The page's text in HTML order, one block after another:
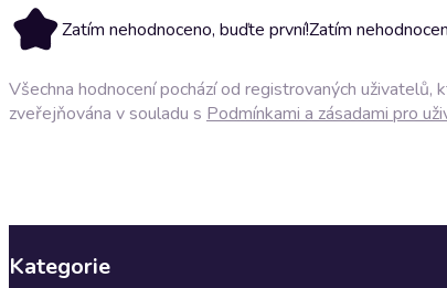
Zatím nehodnoceno, buďte první!Zatím
Všechna hodnocení pochází od registrovaných
zveřejňována v souladu s Podmínkami a zásadami pro
Kategorie